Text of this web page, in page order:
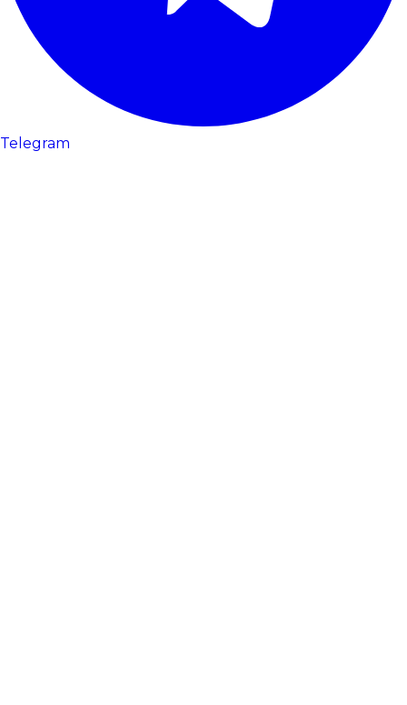
Telegram